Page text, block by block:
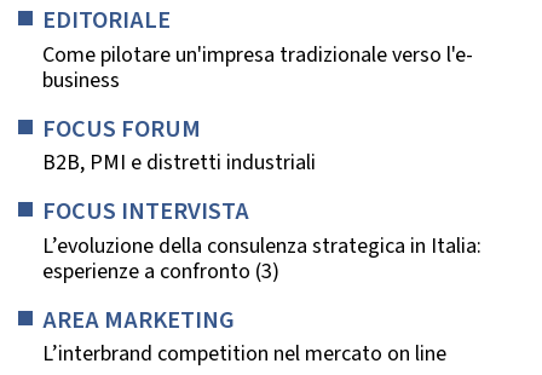
EDITORIALE
Come pilotare un'impresa tradizionale verso l'e-
business
FOCUS FORUM
B2B, PMI e distretti industriali
FOCUS INTERVISTA
L’evoluzione della consulenza strategica in Italia:
esperienze a confronto (3)
AREA MARKETING
L’interbrand competition nel mercato on line